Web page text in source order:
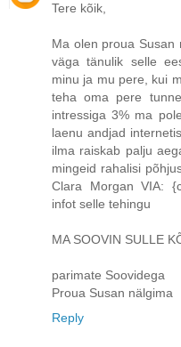
Tere kõik,
Ma olen proua Susan
väga tänulik selle
minu ja mu pere, kui
teha oma pere
intressiga 3% ma
laenu andjad
ilma raiskab palju
mingeid rahalisi
Clara Morgan VIA:
infot selle tehingu
MA SOOVIN SULLE
parimate Soovidega
Proua Susan nälgima
Reply